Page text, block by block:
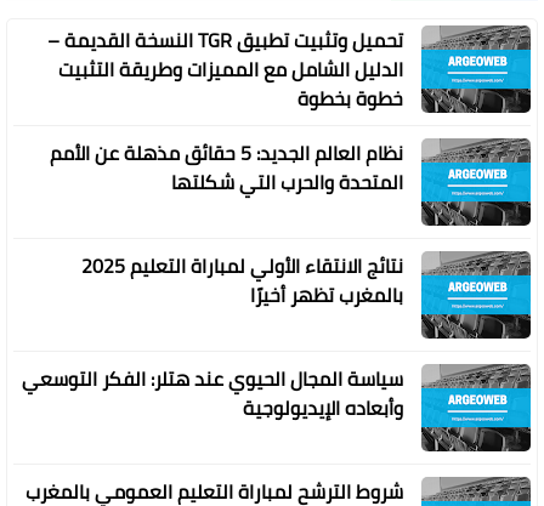
تحميل وتثبيت تطبيق TGR النسخة القديمة –
الدليل الشامل مع المميزات وطريقة التثبيت
خطوة بخطوة
نظام العالم الجديد: 5 حقائق مذهلة عن الأمم
المتحدة والحرب التي شكلتها
نتائج الانتقاء الأولي لمباراة التعليم 2025
بالمغرب تظهر أخيرًا
سياسة المجال الحيوي عند هتلر: الفكر التوسعي
وأبعاده الإيديولوجية
شروط الترشح لمباراة التعليم العمومي بالمغرب